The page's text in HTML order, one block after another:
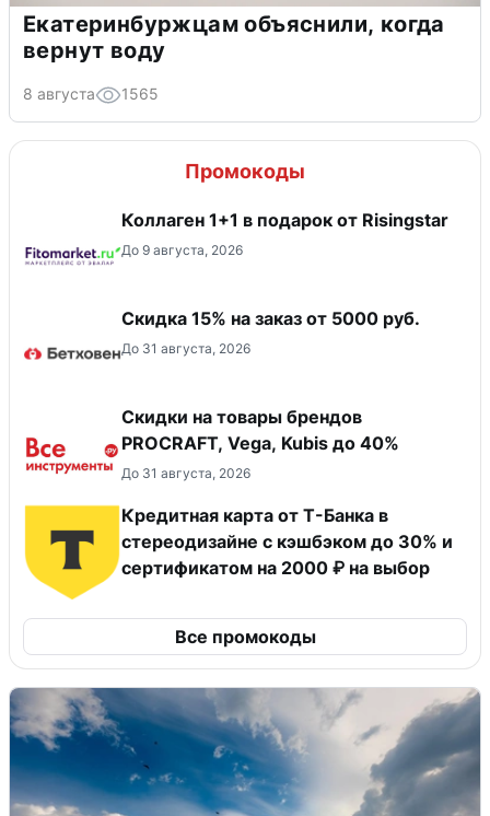
Екатеринбуржцам объяснили, когда
вернут воду
8 августа 1565
Промокоды
Коллаген 1+1 в подарок от Risingstar
До 9 августа, 2026
Скидка 15% на заказ от 5000 руб.
До 31 августа, 2026
Скидки на товары брендов
PROCRAFT, Vega, Kubis до 40%
До 31 августа, 2026
Кредитная карта от Т-Банка в
стереодизайне с кэшбэком до 30% и
сертификатом на 2000 ₽ на выбор
Все промокоды